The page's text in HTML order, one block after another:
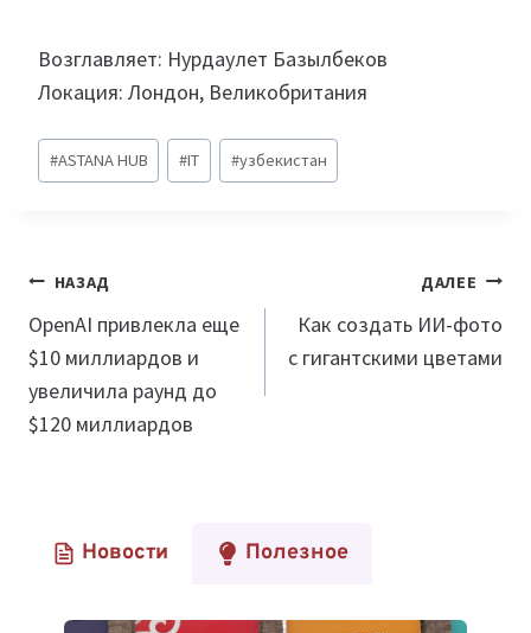
Возглавляет: Нурдаулет Базылбеков
Локация: Лондон, Великобритания
Метки
записи:
#ASTANA HUB #IT #узбекистан
Навигация
по
записям
НАЗАД
OpenAI привлекла еще
$10 миллиардов и
увеличила раунд до
$120 миллиардов
ДАЛЕЕ
Как создать ИИ-фото
с гигантскими цветами
Новости Полезное